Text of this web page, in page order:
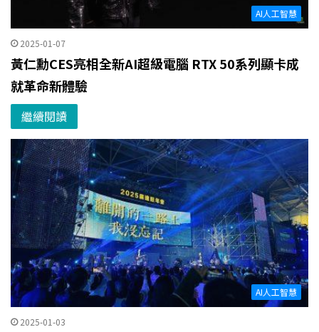
AI人工智慧
2025-01-07
黃仁勳CES亮相全新AI超級電腦 RTX 50系列顯卡成
就革命新體驗
繼續閱讀
AI人工智慧
2025-01-03